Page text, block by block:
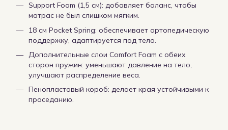
Support Foam (1,5 см): добавляет баланс, чтобы
матрас не был слишком мягким.
18 см Pocket Spring: обеспечивает ортопедическую
поддержку, адаптируется под тело.
Дополнительные слои Comfort Foam с обеих
сторон пружин: уменьшают давление на тело,
улучшают распределение веса.
Пенопластовый короб: делает края устойчивыми к
проседанию.